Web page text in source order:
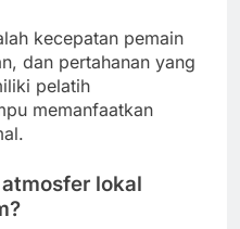
kecepatan pemain
dan pertahanan yang
pelatih
memanfaatkan
lokal